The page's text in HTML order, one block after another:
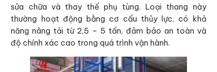
sửa chữa và thay thế phụ tùng. Loại thang này
thường hoạt động bằng cơ cấu thủy lực, có khả
năng nâng tải từ 2,5 – 5 tấn, đảm bảo an toàn và
độ chính xác cao trong quá trình vận hành.